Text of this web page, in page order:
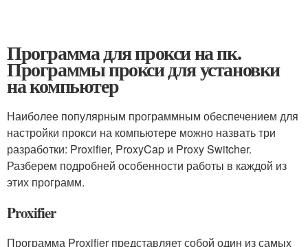
Программа для прокси на пк.
Программы прокси для установки
на компьютер
Наиболее популярным программным обеспечением для
настройки прокси на компьютере можно назвать три
разработки: Proxifier, ProxyCap и Proxy Switcher.
Разберем подробней особенности работы в каждой из
этих программ.
Proxifier
Программа Proxifier представляет собой один из самых